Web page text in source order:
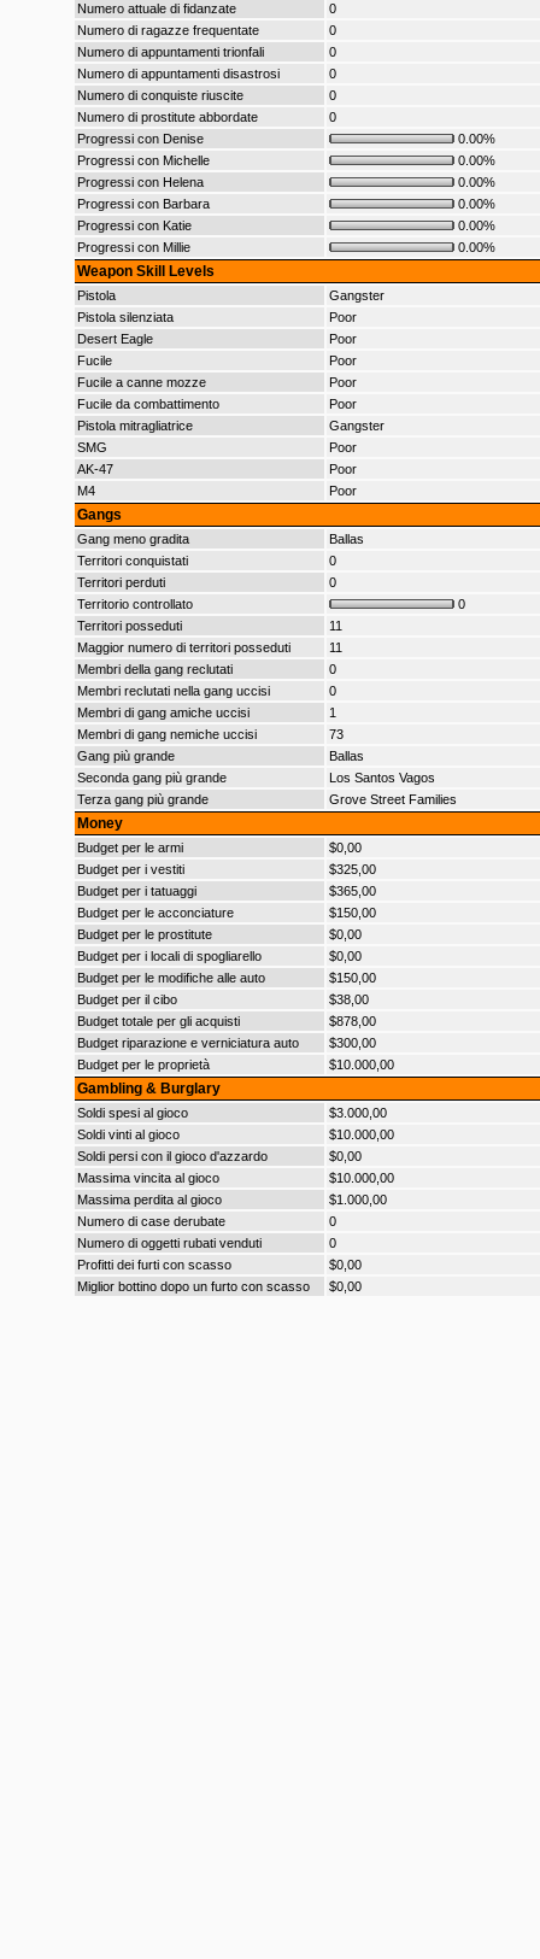
Numero attuale di fidanzate
0
Numero di ragazze frequentate
0
Numero di appuntamenti trionfali
0
Numero di appuntamenti disastrosi
0
Numero di conquiste riuscite
0
Numero di prostitute abbordate
0
Progressi con Denise
0.00%
Progressi con Michelle
0.00%
Progressi con Helena
0.00%
Progressi con Barbara
0.00%
Progressi con Katie
0.00%
Progressi con Millie
0.00%
Weapon Skill Levels
Pistola
Gangster
Pistola silenziata
Poor
Desert Eagle
Poor
Fucile
Poor
Fucile a canne mozze
Poor
Fucile da combattimento
Poor
Pistola mitragliatrice
Gangster
SMG
Poor
AK-47
Poor
M4
Poor
Gangs
Gang meno gradita
Ballas
Territori conquistati
0
Territori perduti
0
Territorio controllato
0
Territori posseduti
11
Maggior numero di territori posseduti
11
Membri della gang reclutati
0
Membri reclutati nella gang uccisi
0
Membri di gang amiche uccisi
1
Membri di gang nemiche uccisi
73
Gang più grande
Ballas
Seconda gang più grande
Los Santos Vagos
Terza gang più grande
Grove Street Families
Money
Budget per le armi
$0,00
Budget per i vestiti
$325,00
Budget per i tatuaggi
$365,00
Budget per le acconciature
$150,00
Budget per le prostitute
$0,00
Budget per i locali di spogliarello
$0,00
Budget per le modifiche alle auto
$150,00
Budget per il cibo
$38,00
Budget totale per gli acquisti
$878,00
Budget riparazione e verniciatura auto
$300,00
Budget per le proprietà
$10.000,00
Gambling & Burglary
Soldi spesi al gioco
$3.000,00
Soldi vinti al gioco
$10.000,00
Soldi persi con il gioco d'azzardo
$0,00
Massima vincita al gioco
$10.000,00
Massima perdita al gioco
$1.000,00
Numero di case derubate
0
Numero di oggetti rubati venduti
0
Profitti dei furti con scasso
$0,00
Miglior bottino dopo un furto con scasso
$0,00